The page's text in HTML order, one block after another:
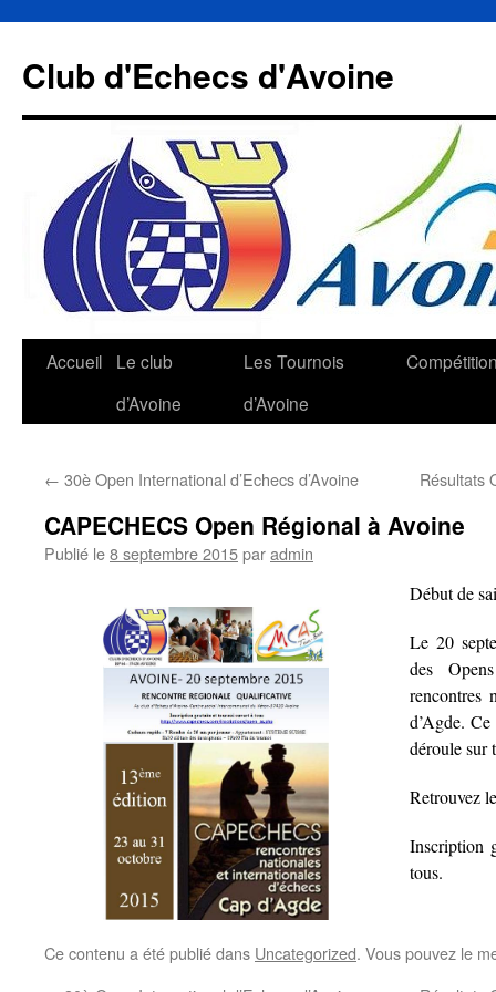
contenu
Club d'Echecs d'Avoine
Accueil
Le club
d’Avoine
Les Tournois
d’Avoine
← 30è Open International d’Echecs d’Avoine Résultats
CAPECHECS Open Régional à Avoine
Publié le8 septembre 2015paradmin
Début de
Le 20
des
rencontres
d’Agde.
déroule sur
Retrouvez
tous.
Ce contenu a été publié dans Uncategorized. Vous pouvez le